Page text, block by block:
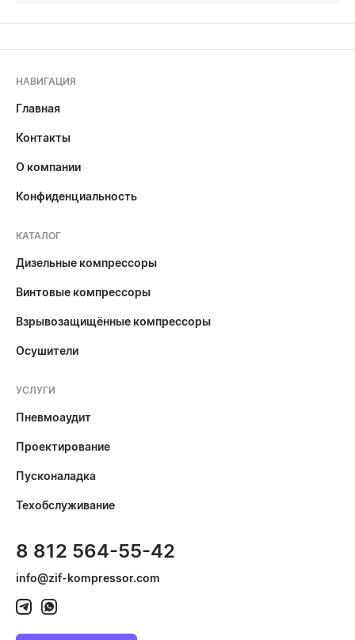
НАВИГАЦИЯ
Главная
Контакты
О компании
Конфиденциальность
КАТАЛОГ
Дизельные компрессоры
Винтовые компрессоры
Взрывозащищённые компрессоры
Осушители
УСЛУГИ
Пневмоаудит
Проектирование
Пусконаладка
Техобслуживание
8 812 564-55-42
info@zif-kompressor.com